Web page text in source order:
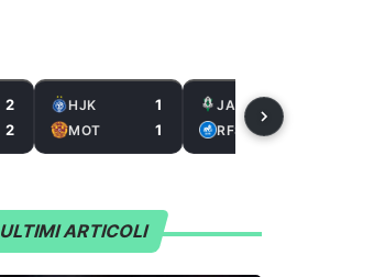
2
2
HJK 1
MOT 1
JAB
RFS
ULTIMI ARTICOLI